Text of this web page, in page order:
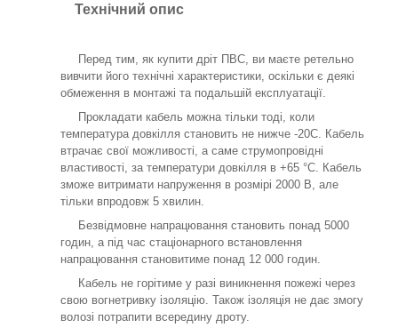
Технічний опис
Перед тим, як купити дріт ПВС, ви маєте ретельно
вивчити його технічні характеристики, оскільки є деякі
обмеження в монтажі та подальшій експлуатації.
Прокладати кабель можна тільки тоді, коли
температура довкілля становить не нижче -20С. Кабель
втрачає свої можливості, а саме струмопровідні
властивості, за температури довкілля в +65 °C. Кабель
зможе витримати напруження в розмірі 2000 В, але
тільки впродовж 5 хвилин.
Безвідмовне напрацювання становить понад 5000
годин, а під час стаціонарного встановлення
напрацювання становитиме понад 12 000 годин.
Кабель не горітиме у разі виникнення пожежі через
свою вогнетривку ізоляцію. Також ізоляція не дає змогу
волозі потрапити всередину дроту.